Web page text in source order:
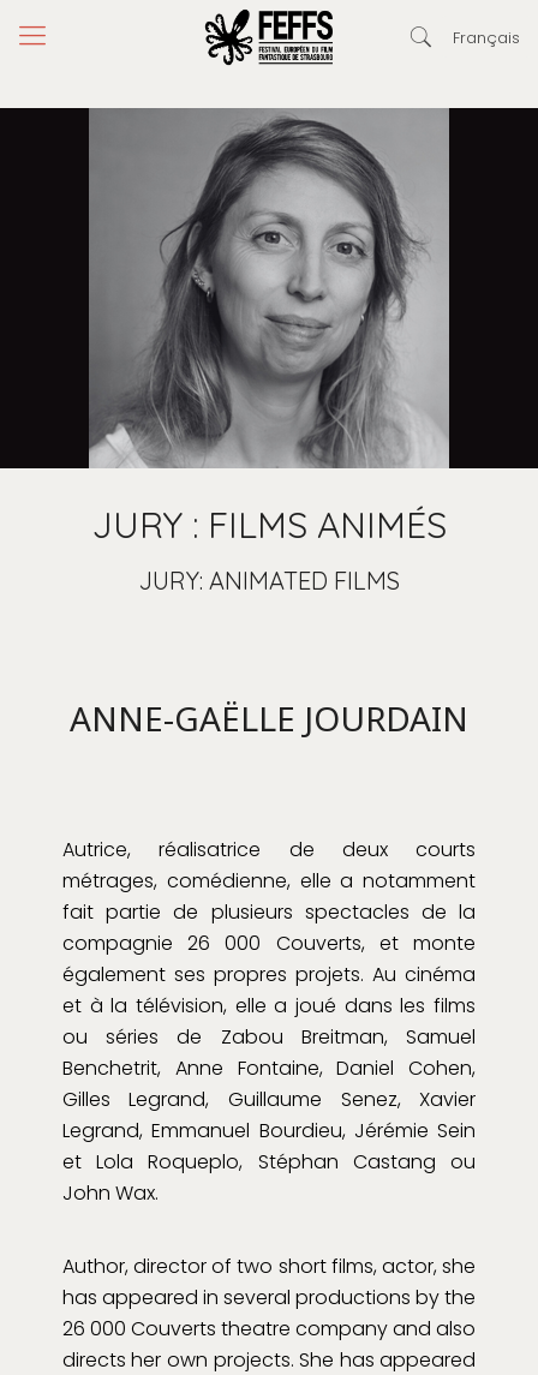
Français
JURY : FILMS ANIMÉS
JURY: ANIMATED FILMS
ANNE-GAËLLE JOURDAIN
Autrice, réalisatrice de deux courts
métrages, comédienne, elle a notamment
fait partie de plusieurs spectacles de la
compagnie 26 000 Couverts, et monte
également ses propres projets. Au cinéma
et à la télévision, elle a joué dans les films
ou séries de Zabou Breitman, Samuel
Benchetrit, Anne Fontaine, Daniel Cohen,
Gilles Legrand, Guillaume Senez, Xavier
Legrand, Emmanuel Bourdieu, Jérémie Sein
et Lola Roqueplo, Stéphan Castang ou
John Wax.
Author, director of two short films, actor, she
has appeared in several productions by the
26 000 Couverts theatre company and also
directs her own projects. She has appeared